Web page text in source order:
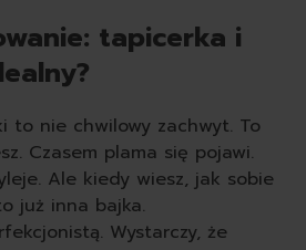
tapicerka i
to nie chwilowy zachwyt. To
Czasem plama się pojawi.
Ale kiedy wiesz, jak sobie
już inna bajka.
Wystarczy, że